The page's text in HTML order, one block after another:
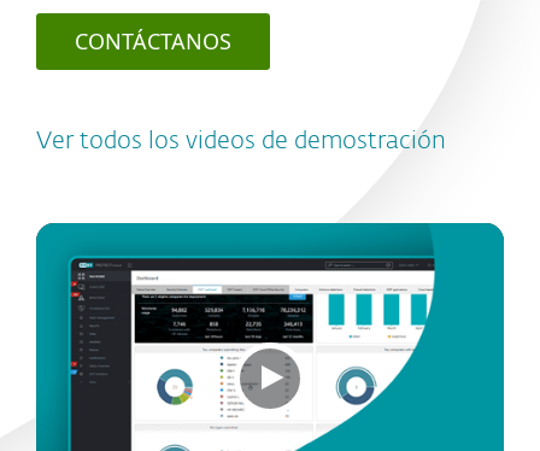
CONTÁCTANOS
Ver todos los videos de demostración